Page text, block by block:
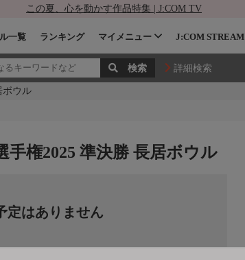
この夏、心を動かす作品特集 | J:COM TV
一覧 ランキング マイメニュー J:COM STREAM
詳細検索
ボウル
権2025 準決勝 長居ボウル
定はありません